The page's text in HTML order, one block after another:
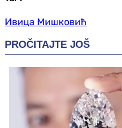
Ивица Мишковић